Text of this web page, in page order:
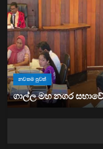
නවතම පුවත්
“ඉවත් වෙනු” තිබුණත්,
ඉහළට